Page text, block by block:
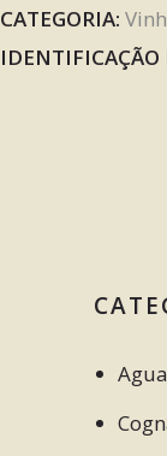
CATEGORIA:
IDENTIFICAÇÃO